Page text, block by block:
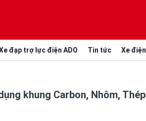
đạp trợ lực điện ADO Tin tức Xe
khung Carbon, Nhôm,